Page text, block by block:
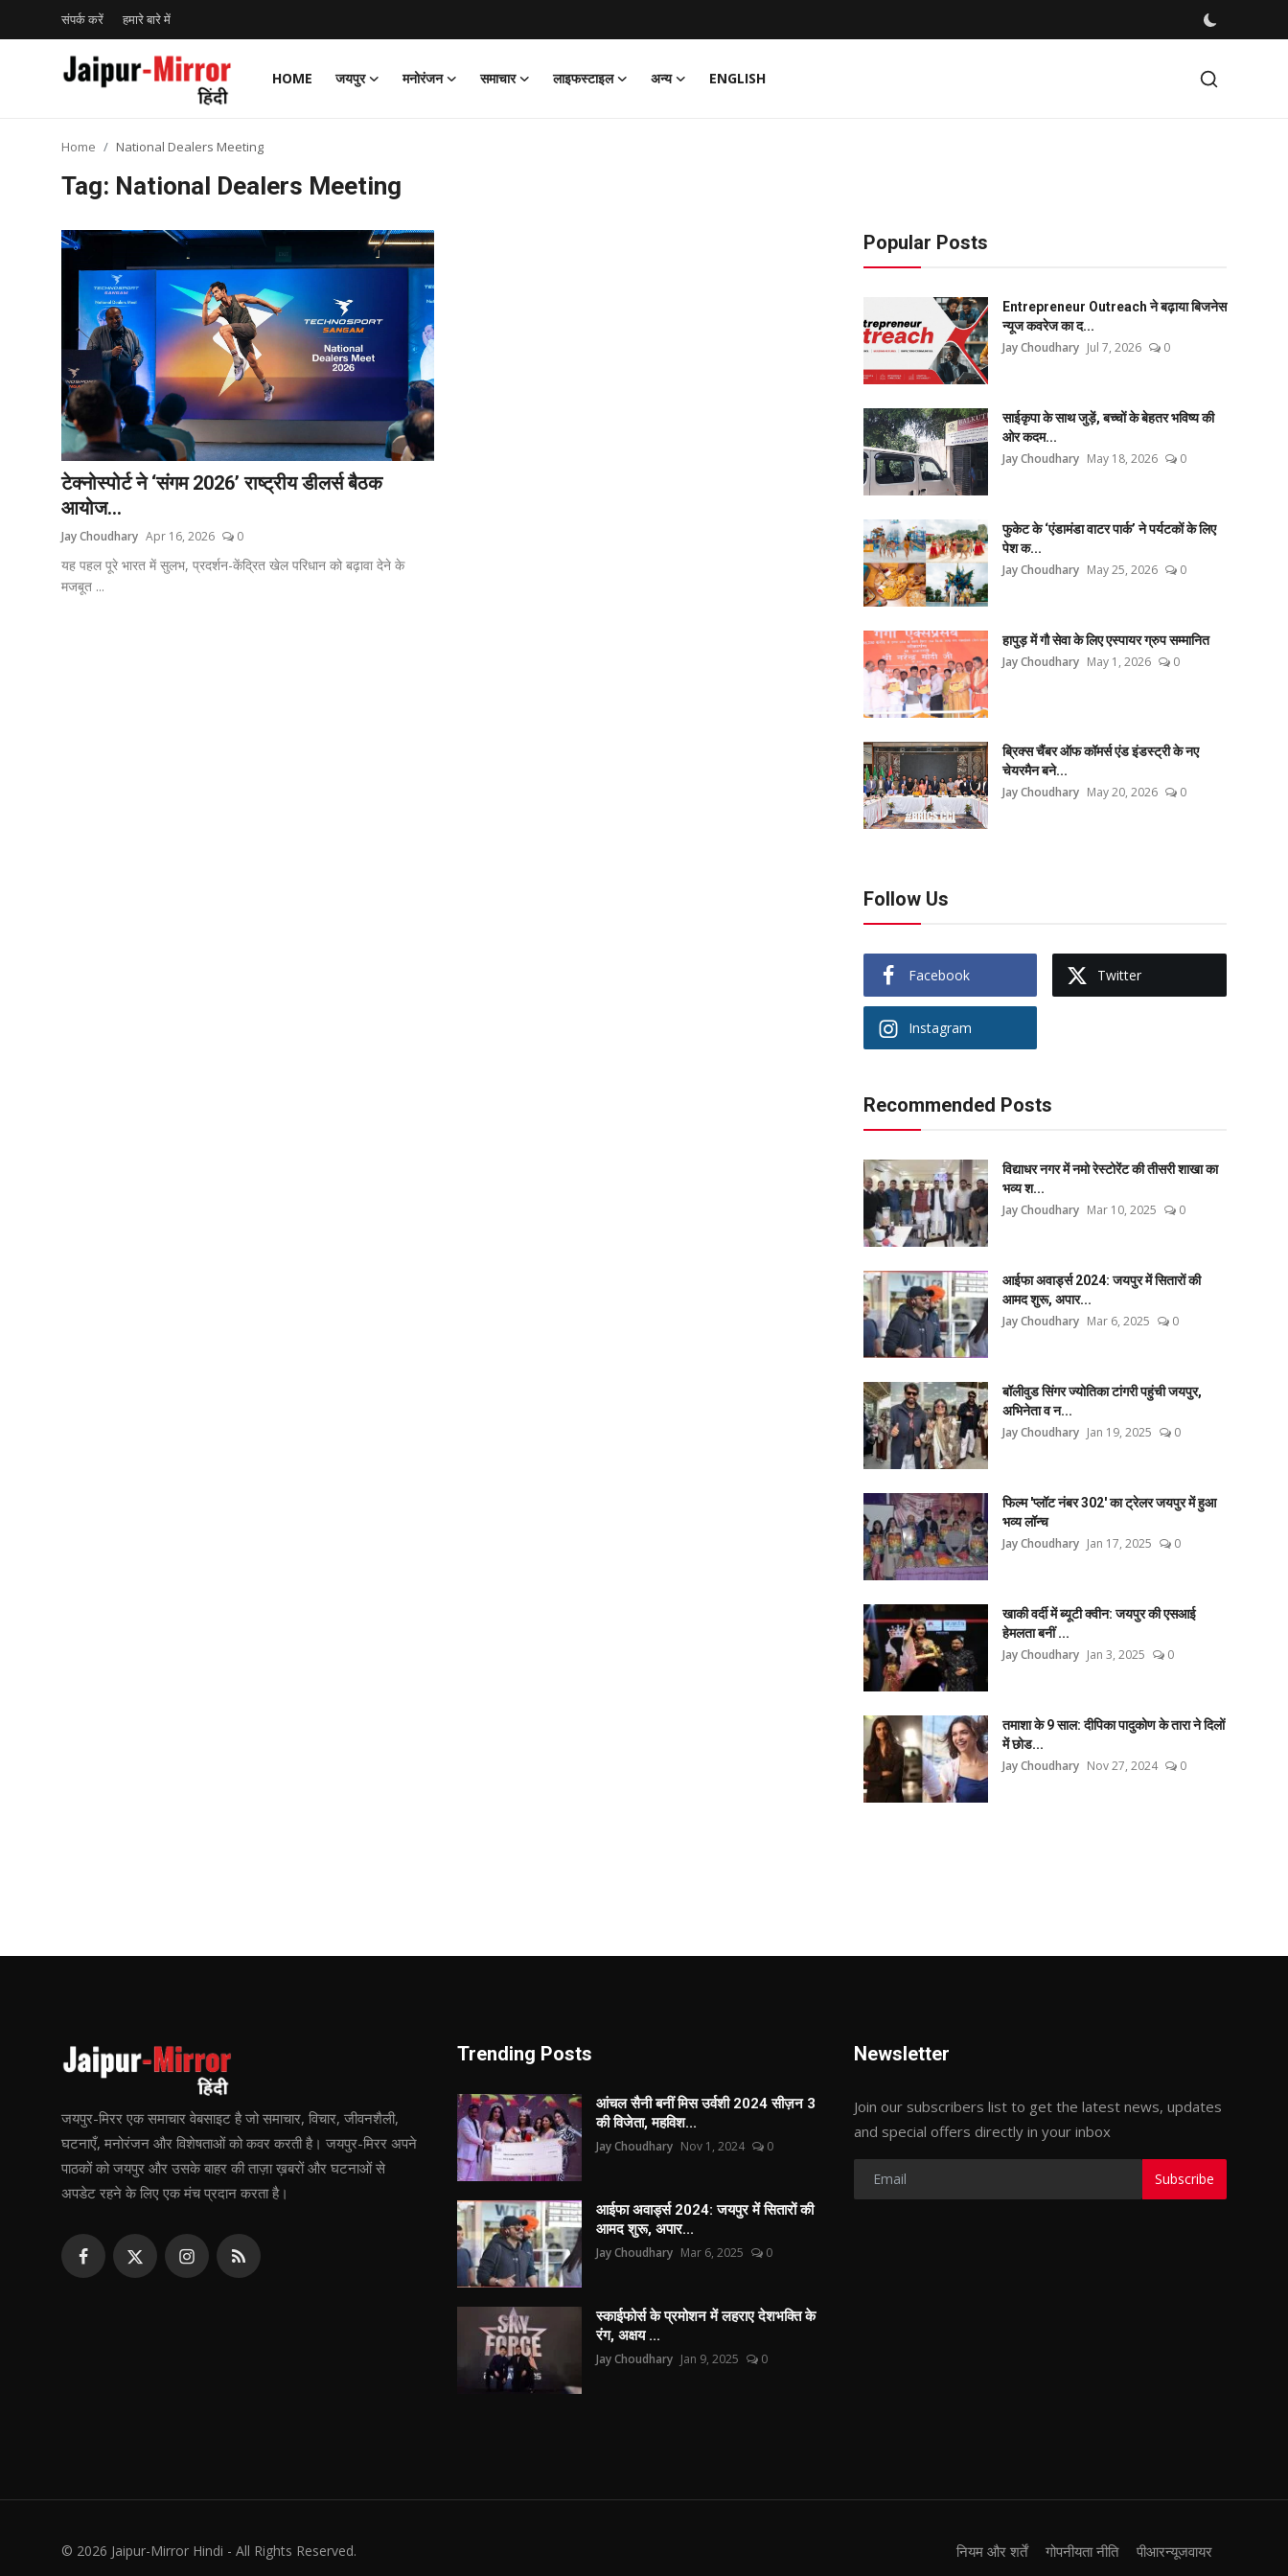
संपर्क करें हमारे बारे में
HOME जयपुर मनोरंजन समाचार लाइफस्टाइल अन्य ENGLISH
लाइफस्टाइल
English
Home National Dealers Meeting
Tag: National Dealers Meeting
टेक्नोस्पोर्ट ने ‘संगम 2026’ राष्ट्रीय डीलर्स बैठक
आयोज...
Jay Choudhary Apr 16, 2026 0
यह पहल पूरे भारत में सुलभ, प्रदर्शन-केंद्रित खेल परिधान को बढ़ावा देने के
मजबूत ...
Popular Posts
Entrepreneur Outreach ने बढ़ाया बिजनेस
न्यूज कवरेज का द...
Jay Choudhary Jul 7, 2026 0
साईकृपा के साथ जुड़ें, बच्चों के बेहतर भविष्य की
ओर कदम...
Jay Choudhary May 18, 2026 0
फुकेट के ‘एंडामंडा वाटर पार्क’ ने पर्यटकों के लिए
पेश क...
Jay Choudhary May 25, 2026 0
हापुड़ में गौ सेवा के लिए एस्पायर ग्रुप सम्मानित
Jay Choudhary May 1, 2026 0
ब्रिक्स चैंबर ऑफ कॉमर्स एंड इंडस्ट्री के नए
चेयरमैन बने...
Jay Choudhary May 20, 2026 0
Follow Us
Facebook Twitter
Instagram
Recommended Posts
विद्याधर नगर में नमो रेस्टोरेंट की तीसरी शाखा का
भव्य श...
Jay Choudhary Mar 10, 2025 0
आईफा अवार्ड्स 2024: जयपुर में सितारों की
आमद शुरू, अपार...
Jay Choudhary Mar 6, 2025 0
बॉलीवुड सिंगर ज्योतिका टांगरी पहुंची जयपुर,
अभिनेता व न...
Jay Choudhary Jan 19, 2025 0
फिल्म 'प्लॉट नंबर 302' का ट्रेलर जयपुर में हुआ
भव्य लॉन्च
Jay Choudhary Jan 17, 2025 0
खाकी वर्दी में ब्यूटी क्वीन: जयपुर की एसआई
हेमलता बनीं ...
Jay Choudhary Jan 3, 2025 0
तमाशा के 9 साल: दीपिका पादुकोण के तारा ने दिलों
में छोड...
Jay Choudhary Nov 27, 2024 0
जयपुर-मिरर एक समाचार वेबसाइट है जो समाचार, विचार, जीवनशैली,
घटनाएँ, मनोरंजन और विशेषताओं को कवर करती है। जयपुर-मिरर अपने
पाठकों को जयपुर और उसके बाहर की ताज़ा ख़बरों और घटनाओं से
अपडेट रहने के लिए एक मंच प्रदान करता है।
Trending Posts
आंचल सैनी बनीं मिस उर्वशी 2024 सीज़न 3
की विजेता, महविश...
Jay Choudhary Nov 1, 2024 0
आईफा अवार्ड्स 2024: जयपुर में सितारों की
आमद शुरू, अपार...
Jay Choudhary Mar 6, 2025 0
स्काईफोर्स के प्रमोशन में लहराए देशभक्ति के
रंग, अक्षय ...
Jay Choudhary Jan 9, 2025 0
Newsletter
Join our subscribers list to get the latest news, updates
and special offers directly in your inbox
Subscribe
© 2026 Jaipur-Mirror Hindi - All Rights Reserved. नियम और शर्तें गोपनीयता नीति पीआरन्यूजवायर